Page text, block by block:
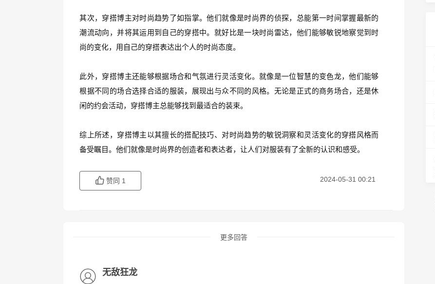
其次，穿搭博主对时尚趋势了如指掌。他们就像是时尚界的侦探，总能第一时间掌握最新的
潮流动向，并将其运用到自己的穿搭中。就好比是一块时尚雷达，他们能够敏锐地察觉到时
尚的变化，用自己的穿搭表达出个人的时尚态度。
此外，穿搭博主还能够根据场合和气氛进行灵活变化。就像是一位智慧的变色龙，他们能够
根据不同的场合选择合适的服装，展现出与众不同的风格。无论是正式的商务场合，还是休
闲的约会活动，穿搭博主总能够找到最适合的装束。
综上所述，穿搭博主以其擅长的搭配技巧、对时尚趋势的敏锐洞察和灵活变化的穿搭风格而
备受瞩目。他们就像是时尚界的创造者和表达者，让人们对服装有了全新的认识和感受。
赞同 1 2024-05-31 00:21
更多回答
无敌狂龙